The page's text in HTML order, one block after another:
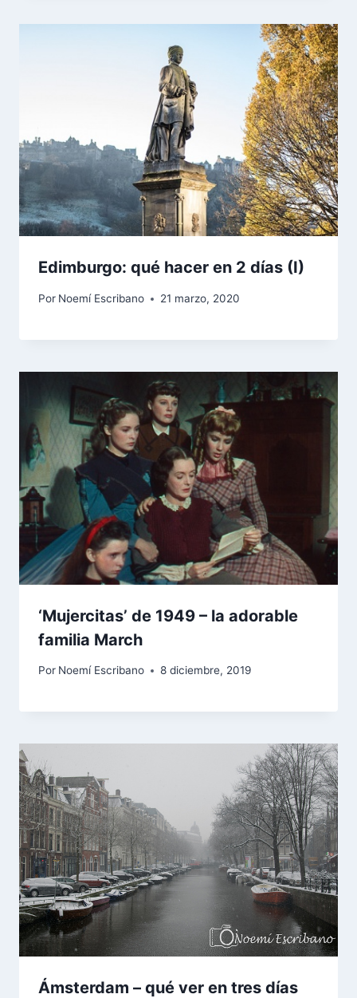
Edimburgo: qué hacer en 2 días (I)
Por Noemí Escribano 21 marzo, 2020
‘Mujercitas’ de 1949 – la adorable
familia March
Por Noemí Escribano 8 diciembre, 2019
Ámsterdam – qué ver en tres días